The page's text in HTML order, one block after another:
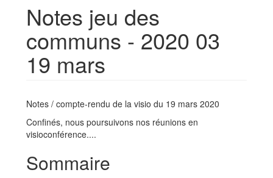
Notes jeu des
communs - 2020 03
19 mars
Notes / compte-rendu de la visio du 19 mars 2020
Confinés, nous poursuivons nos réunions en
visioconférence....
Sommaire